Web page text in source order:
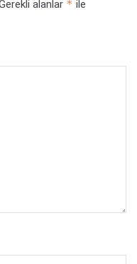
alanlar * ile